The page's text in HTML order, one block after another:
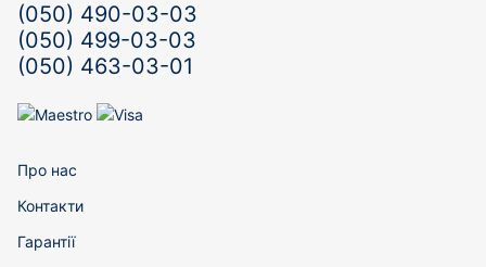
(050) 490-03-03
(050) 499-03-03
(050) 463-03-01
Про нас
Контакти
Гарантії